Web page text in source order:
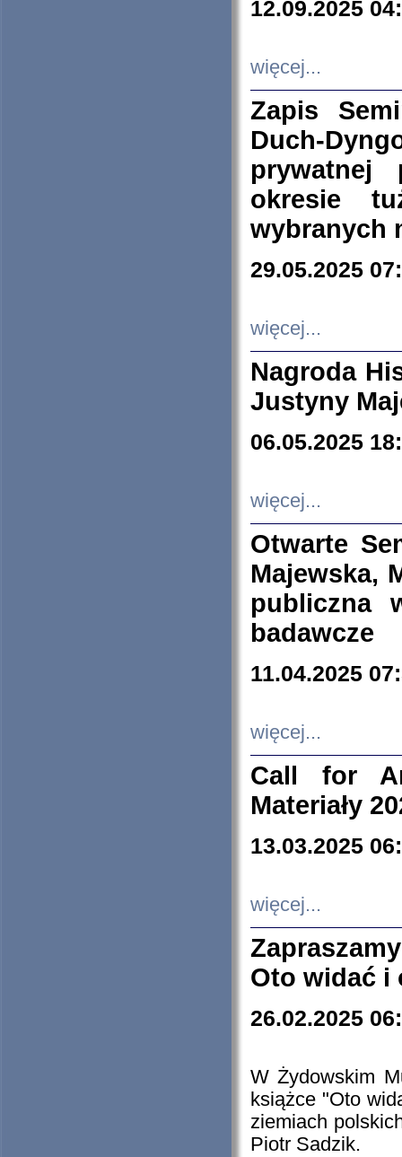
12.09.2025
więcej...
Zapis
Duch-
prywatnej
okresie
wybranych
29.05.2025
więcej...
Nagroda
Justyny
06.05.2025
więcej...
Otwarte
Majewska,
publiczna
badawcze
11.04.2025
więcej...
Call for
Materiały
13.03.2025
więcej...
Oto widać i
26.02.2025
W Żydowskim
książce "Oto
ziemiach
Piotr Sadzik.